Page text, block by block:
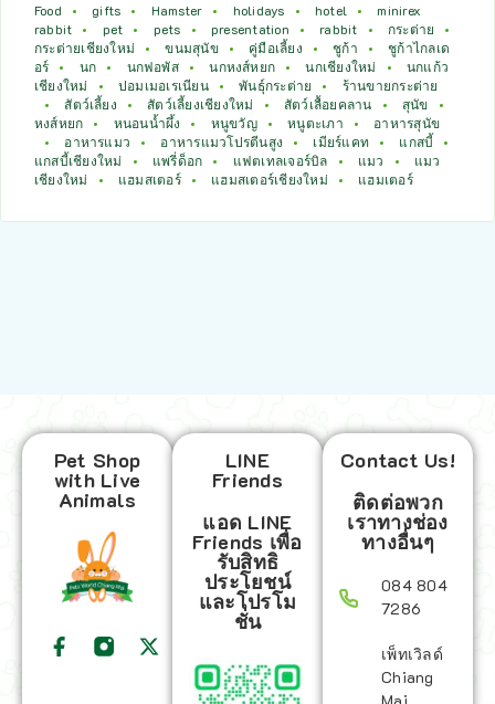
Food gifts Hamster holidays hotel
minirex
rabbit
pet pets presentation rabbit
กระต่าย
กระต่ายเชียงใหม่
ขนมสุนัข คู่มือเลี้ยง ชูก้า
ชูก้าไกลเด
อร์
นก นกฟอพัส นกหงส์หยก นกเชียงใหม่
นกแก้ว
เชียงใหม่
ปอมเมอเรเนียน พันธุ์กระต่าย
ร้านขายกระต่าย
สัตว์เลี้ยง
สัตว์เลี้ยงเชียงใหม่ สัตว์เลื้อยคลาน
สุนัข
หงส์หยก
หนอนน้ำผึ้ง หนูขวัญ หนูตะเภา
อาหารสุนัข
อาหารแมว
อาหารแมวโปรตีนสูง เมียร์แคท
แกสบี้
แกสบี้เชียงใหม่
แพรี่ด็อก แฟตเทลเจอร์บิล แมว
แมว
เชียงใหม่
แฮมสเตอร์ แฮมสเตอร์เชียงใหม่ แฮมเตอร์
Pet Shop
with Live
Animals
LINE
Friends
แอด LINE
Friends เพื่อ
รับสิทธิ
ประโยชน์
และโปรโม
ชั่น
Contact Us!
ติดต่อพวก
เราทางช่อง
ทางอื่นๆ
084 804
7286
เพ็ทเวิลด์
Chiang